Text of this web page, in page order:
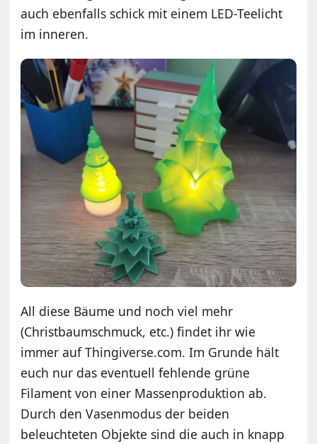
auch ebenfalls schick mit einem LED-Teelicht
im inneren.
All diese Bäume und noch viel mehr
(Christbaumschmuck, etc.) findet ihr wie
immer auf Thingiverse.com. Im Grunde hält
euch nur das eventuell fehlende grüne
Filament von einer Massenproduktion ab.
Durch den Vasenmodus der beiden
beleuchteten Objekte sind die auch in knapp